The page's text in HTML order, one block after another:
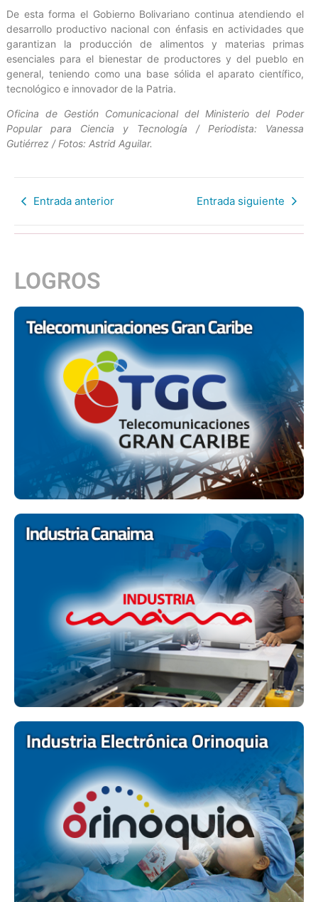
De esta forma el Gobierno Bolivariano continua atendiendo el
desarrollo productivo nacional con énfasis en actividades que
garantizan la producción de alimentos y materias primas
esenciales para el bienestar de productores y del pueblo en
general, teniendo como una base sólida el aparato científico,
tecnológico e innovador de la Patria.
Oficina de Gestión Comunicacional del Ministerio del Poder
Popular para Ciencia y Tecnología / Periodista: Vanessa
Gutiérrez / Fotos: Astrid Aguilar.
Entrada anterior Entrada siguiente
LOGROS